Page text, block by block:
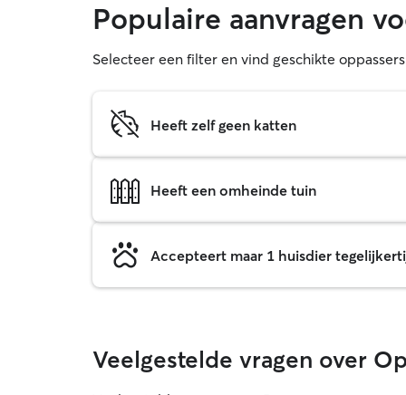
Populaire aanvragen
Selecteer een filter en vind geschikte
Heeft zelf geen katten
Heeft een omheinde tuin
Accepteert maar 1 huisdier
Veelgestelde vragen over